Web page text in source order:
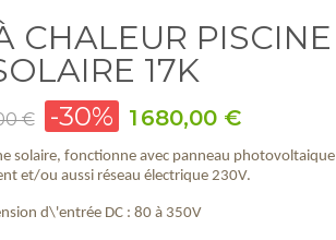
CHALEUR PISCINE
17K
€ -30% Prix
1 680,00 €
solaire, fonctionne avec panneau photovoltaique
et/ou aussi réseau électrique 230V.
d\'entrée DC : 80 à 350V